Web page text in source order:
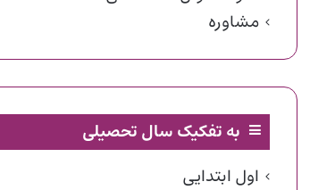
مشاوره
به تفکیک سال تحصیلی
اول ابتدایی